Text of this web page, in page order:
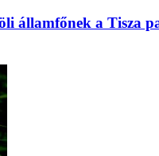
államfőnek a Tisza